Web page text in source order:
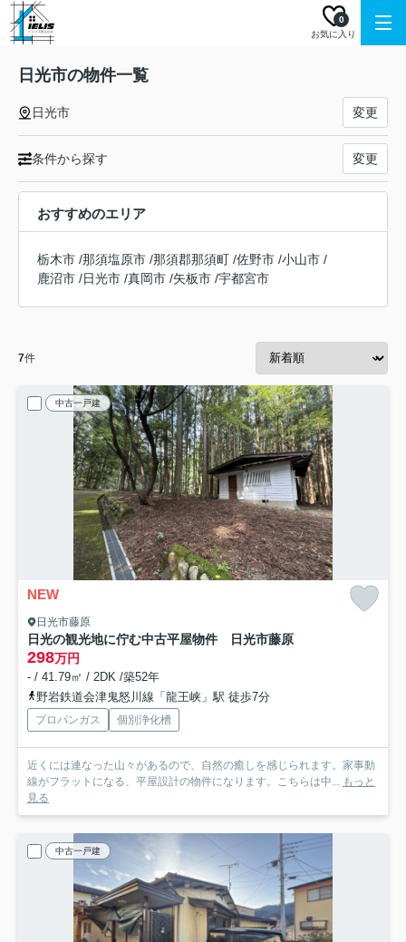
お気に入り
0
日光市の物件一覧
日光市 変更
条件から探す 変更
おすすめのエリア
栃木市 /那須塩原市 /那須郡那須町 /佐野市 /小山市 /
鹿沼市 /日光市 /真岡市 /矢板市 /宇都宮市
7件
中古一戸建
NEW
日光市藤原
日光の観光地に佇む中古平屋物件 日光市藤原
298万円
- / 41.79㎡ / 2DK /築52年
野岩鉄道会津鬼怒川線「龍王峡」駅 徒歩7分
プロパンガス 個別浄化槽
近くには連なった山々があるので、自然の癒しを感じられます。家事動
線がフラットになる、平屋設計の物件になります。こちらは中... もっと
見る
中古一戸建